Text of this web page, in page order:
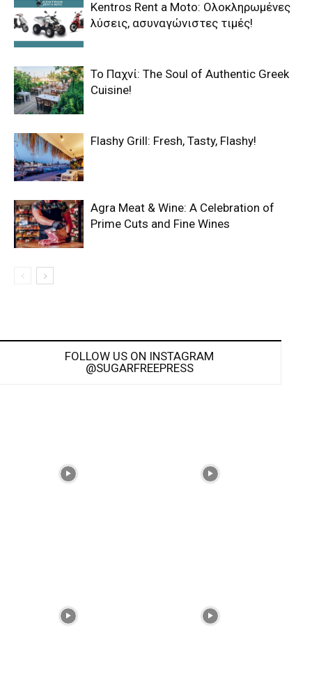
Kentros Rent a Moto: Ολοκληρωμένες
λύσεις, ασυναγώνιστες τιμές!
Το Παχνί: The Soul of Authentic Greek
Cuisine!
Flashy Grill: Fresh, Tasty, Flashy!
Agra Meat & Wine: A Celebration of
Prime Cuts and Fine Wines
FOLLOW US ON INSTAGRAM
@SUGARFREEPRESS